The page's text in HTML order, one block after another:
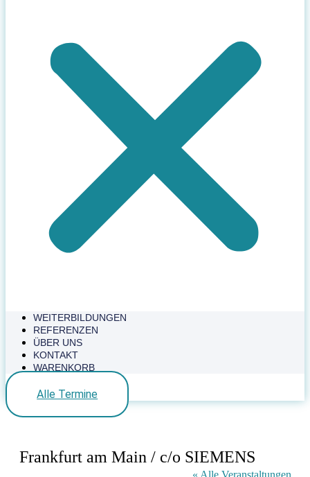
WEITERBILDUNGEN
REFERENZEN
ÜBER UNS
KONTAKT
WARENKORB
Alle Termine
Frankfurt am Main / c/o SIEMENS
« Alle Veranstaltungen